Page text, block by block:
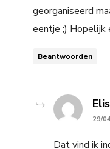
georganiseerd
eentje ;) Hopelijk
Beantwoorden
29/
Dat vind ik